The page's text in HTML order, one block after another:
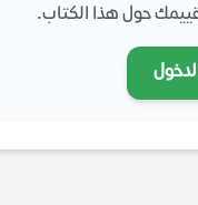
حول هذا الكتاب.